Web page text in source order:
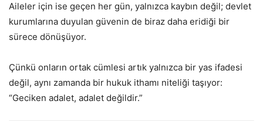
Aileler için ise geçen her gün, yalnızca kaybın değil; devlet
kurumlarına duyulan güvenin de biraz daha eridiği bir
sürece dönüşüyor.
Çünkü onların ortak cümlesi artık yalnızca bir yas ifadesi
değil, aynı zamanda bir hukuk ithamı niteliği taşıyor:
“Geciken adalet, adalet değildir.”